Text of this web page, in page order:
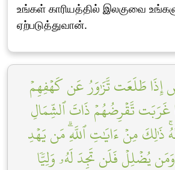
உங்கள் காரியத்தில் இலகுவை
ஏற்படுத்துவான்.
طَلَعَت تَّزَٰوَرُ عَن كَهۡفِهِمۡ
غَرَبَت تَّقۡرِضُهُمۡ ذَاتَ ٱلشِّمَالِ
ذَٰلِكَ مِنۡ ءَايَٰتِ ٱللَّهِۗ مَن يَهۡدِ
يُضۡلِلۡ فَلَن تَجِدَ لَهُۥ وَلِيّٗا